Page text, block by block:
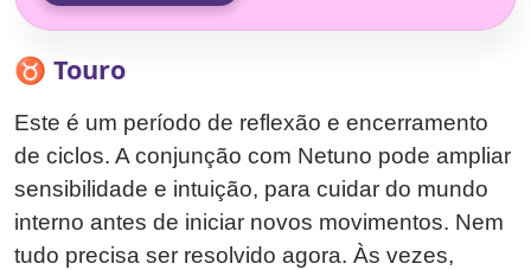
♉ Touro
Este é um período de reflexão e encerramento
de ciclos. A conjunção com Netuno pode ampliar
sensibilidade e intuição, para cuidar do mundo
interno antes de iniciar novos movimentos. Nem
tudo precisa ser resolvido agora. Às vezes,